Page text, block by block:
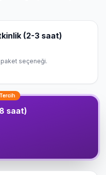
sürekli güncellenen
projelerinizin kesintisiz
ediyoruz. Envanterimizde
endüstri standardı 4K ve 8K
süresine sahip profesyonel
(2-3 saat)
seçeneği.
saat)